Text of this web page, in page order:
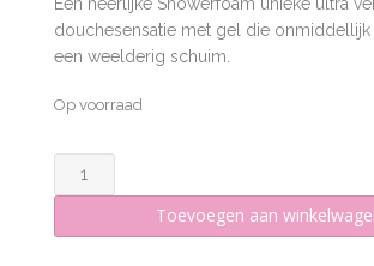
douchesensatie met gel die onmiddellijk
een weelderig schuim.
Op voorraad
Showerfoam
-
Toevoegen aan